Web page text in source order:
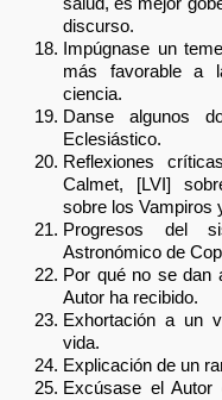
discurso.
Impúgnase un
más favorable a
ciencia.
Danse algunos
Eclesiástico.
Reflexiones
Calmet, [LVI]
sobre los Vampiros
Progresos del
Astronómico de
Por qué no se dan
Autor ha recibido.
Exhortación a un
vida.
Explicación de un
Excúsase el